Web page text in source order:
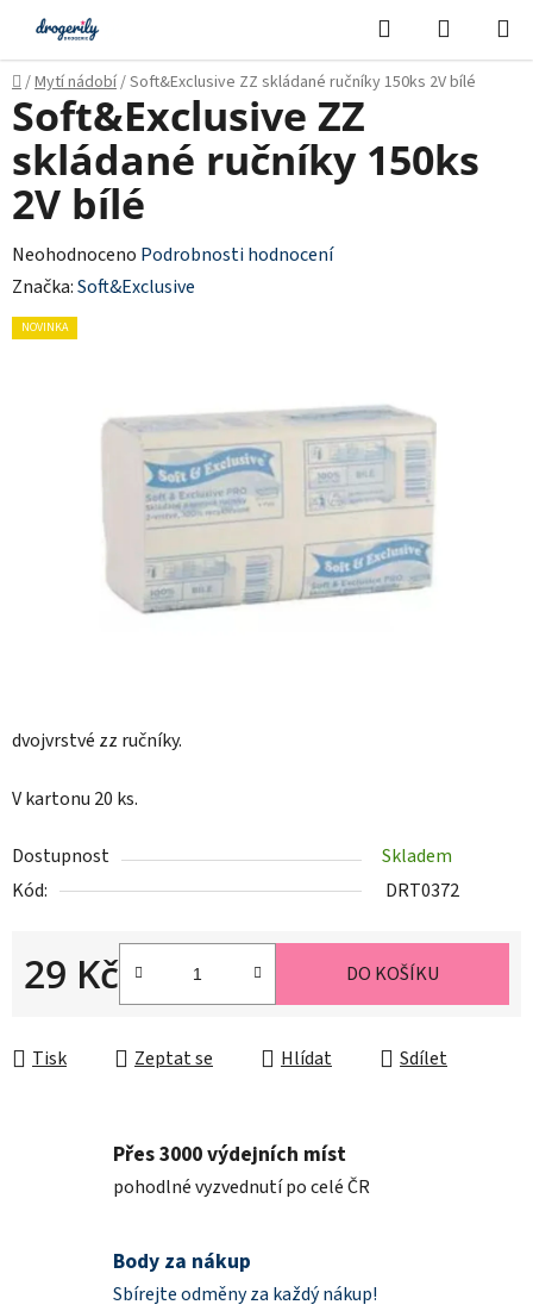
Přejít
obsah
Hledat
KOŠÍK
Domů
/Mytí nádobí/Soft&Exclusive ZZ skládané ručníky 150ks 2V bílé
dvojvrstvé zz ručníky.
V kartonu 20 ks.
Dostupnost
Skladem
Kód:
DRT0372
29 Kč DO KOŠÍKU
Tisk Zeptat se Hlídat Sdílet
Soft&Exclusive ZZ
skládané ručníky 150ks
2V bílé
Průměrné
hodnocení
produktu
Neohodnoceno Podrobnosti hodnocení
Značka:Soft&Exclusive
NOVINKA
Přes 3000 výdejních míst
pohodlné vyzvednutí po celé ČR
Body za nákup
Sbírejte odměny za každý nákup!